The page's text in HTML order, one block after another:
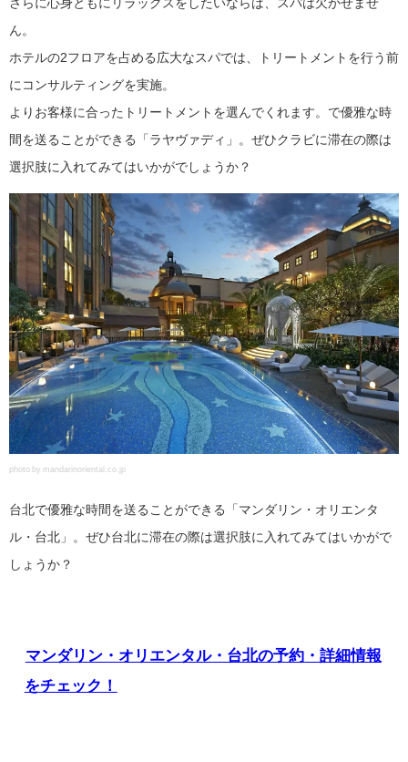
さらに心身ともにリラックスをしたいならば、スパは欠かせませ
ん。
ホテルの2フロアを占める広大なスパでは、トリートメントを行う前
にコンサルティングを実施。
よりお客様に合ったトリートメントを選んでくれます。で優雅な時
間を送ることができる「ラヤヴァディ」。ぜひクラビに滞在の際は
選択肢に入れてみてはいかがでしょうか？
photo by mandarinoriental.co.jp
台北で優雅な時間を送ることができる「マンダリン・オリエンタ
ル・台北」。ぜひ台北に滞在の際は選択肢に入れてみてはいかがで
しょうか？
マンダリン・オリエンタル・台北の予約・詳細情報
をチェック！